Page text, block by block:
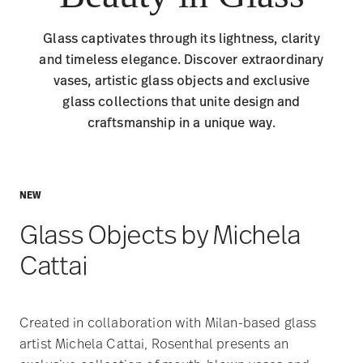
Glass captivates through its lightness, clarity
and timeless elegance. Discover extraordinary
vases, artistic glass objects and exclusive
glass collections that unite design and
craftsmanship in a unique way.
NEW
Glass Objects by Michela
Cattai
Created in collaboration with Milan-based glass
artist Michela Cattai, Rosenthal presents an